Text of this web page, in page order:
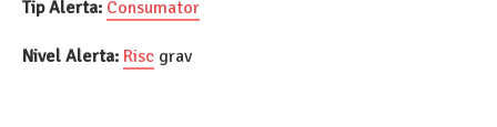
Tip Alerta: Consumator
Nivel Alerta: Risc grav